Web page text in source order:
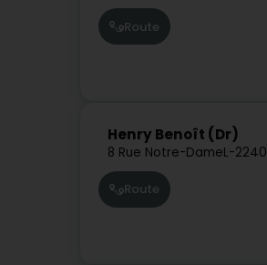
Route
Henry Benoît (Dr)
8 Rue Notre-DameL-2240
Route